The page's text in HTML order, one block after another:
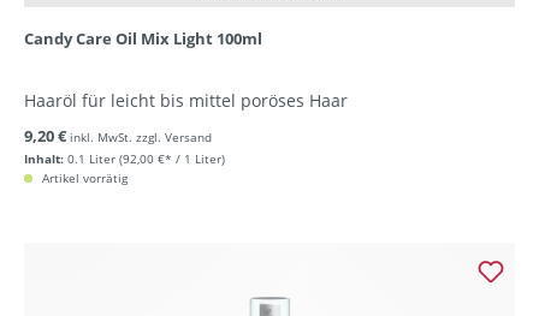
Candy Care Oil Mix Light 100ml
Haaröl für leicht bis mittel poröses Haar
Inhalt: 0.1 Liter (92,00 €* / 1 Liter)
9,20 € inkl. MwSt. zzgl. Versand
Artikel vorrätig